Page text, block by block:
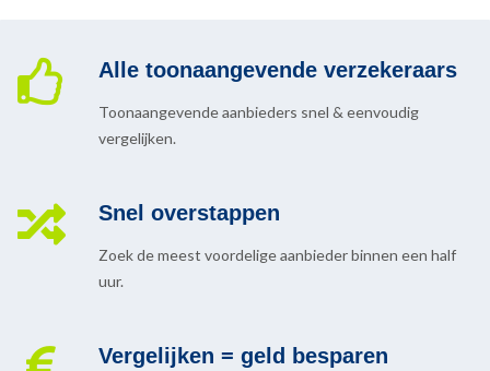
Alle toonaangevende verzekeraars
Toonaangevende aanbieders snel & eenvoudig
vergelijken.
Snel overstappen
Zoek de meest voordelige aanbieder binnen een half
uur.
Vergelijken = geld besparen